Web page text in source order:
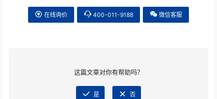
在线询价 400-011-9188 微信客服
这篇文章对你有帮助吗？
是 否